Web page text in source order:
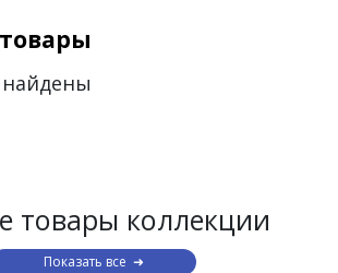
товары коллекции
Показать все